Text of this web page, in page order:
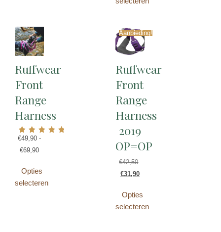
Ruffwear
Front
Range
Harness
Gewaardeerd
5.00
uit 5
€49,90 -
€69,90
Opties
selecteren
Aanbieding!
Ruffwear
Front
Range
Harness
2019
OP=OP
€42,50
€31,90
Opties
selecteren